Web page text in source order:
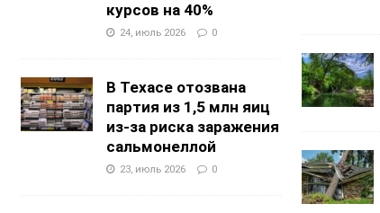
курсов на 40%
24, июль 2026 0
В Техасе отозвана
партия из 1,5 млн яиц
из-за риска заражения
сальмонеллой
23, июль 2026 0